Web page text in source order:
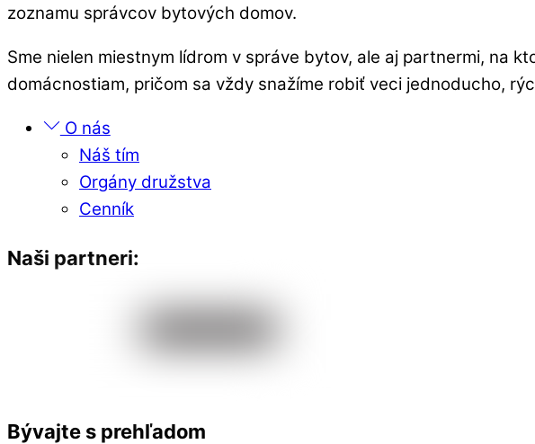
zoznamu správcov bytových domov.
Sme nielen miestnym lídrom v správe bytov, ale aj partnermi, na
domácnostiam, pričom sa vždy snažíme robiť veci jednoducho,
O nás
Náš tím
Orgány družstva
Cenník
Naši partneri:
Bývajte s prehľadom